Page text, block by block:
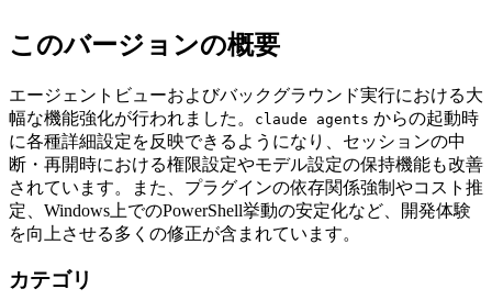
このバージョンの概要
エージェントビューおよびバックグラウンド実行における大
幅な機能強化が行われました。
claude agents からの起動時
に各種詳細設定を反映できるようになり、セッションの中
断・再開時における権限設定やモデル設定の保持機能も改善
されています。また、プラグインの依存関係強制やコスト推
定、Windows上でのPowerShell挙動の安定化など、開発体験
を向上させる多くの修正が含まれています。
カテゴリ